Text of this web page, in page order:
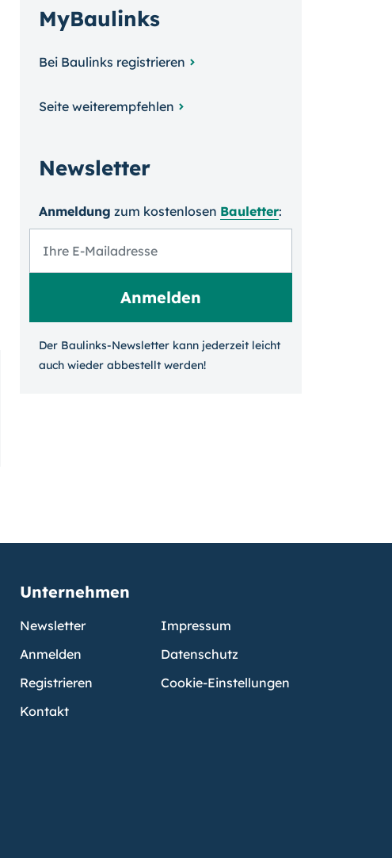
MyBaulinks
Bei Baulinks registrieren
Seite weiterempfehlen
Newsletter
Anmeldung zum kosten­losen Bauletter:
Der Baulinks-Newsletter kann jeder­zeit leicht
auch wieder ab­bestellt werden!
Unternehmen
Newsletter
Anmelden
Registrieren
Kontakt
Impressum
Datenschutz
Cookie-Einstellungen